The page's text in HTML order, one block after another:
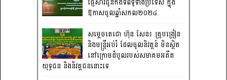
ឱកាសចូលឆ្នាំសកល២០២៤
សម្តេចតេជោ ហ៊ុន សែន៖ គ្រូបង្រៀន
និងមន្ត្រីអប់រំ ដែលចូលនិវត្តន៍ មិនស្ថិត
នៅក្រោមដំបូលរបស់សមាគមអតីត
យុទ្ធជន និងនិវត្តជននោះទេ